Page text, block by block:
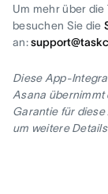
Um mehr über
besuchen Sie die
an:
Diese App-
Asana
Garantie für
um weitere